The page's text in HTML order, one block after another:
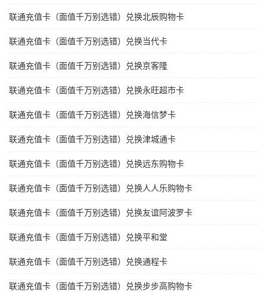
联通充值卡（面值千万别选错）兑换北辰购物卡
联通充值卡（面值千万别选错）兑换当代卡
联通充值卡（面值千万别选错）兑换京客隆
联通充值卡（面值千万别选错）兑换永旺超市卡
联通充值卡（面值千万别选错）兑换海信梦卡
联通充值卡（面值千万别选错）兑换津城通卡
联通充值卡（面值千万别选错）兑换远东购物卡
联通充值卡（面值千万别选错）兑换人人乐购物卡
联通充值卡（面值千万别选错）兑换友谊阿波罗卡
联通充值卡（面值千万别选错）兑换平和堂
联通充值卡（面值千万别选错）兑换通程卡
联通充值卡（面值千万别选错）兑换步步高购物卡